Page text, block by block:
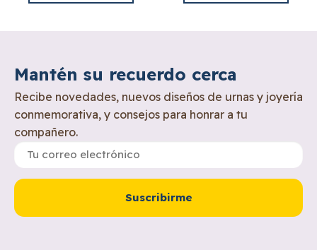
Mantén su recuerdo cerca
Recibe novedades, nuevos diseños de urnas y joyería
conmemorativa, y consejos para honrar a tu
compañero.
Suscribirme